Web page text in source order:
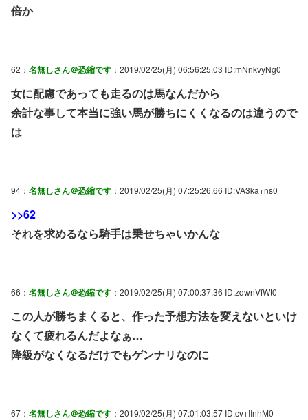
倍か
62： 名無しさん＠恐縮です ：2019/02/25(月) 06:56:25.03 ID:mNnkvyNg0
女に配慮であっても走るのは馬なんだから
余計な事して本当に強い馬が勝ちにくくなるのは違うので
は
94： 名無しさん＠恐縮です ：2019/02/25(月) 07:25:26.66 ID:VA3ka+ns0
>>62
それを求めるなら騎手は乗せちゃいかんな
66： 名無しさん＠恐縮です ：2019/02/25(月) 07:00:37.36 ID:zqwnVfWt0
この人が勝ちまくると、作った予想方法を変えないといけ
なくて疲れるんだよなぁ…
降級がなくなるだけでもゲンナリなのに
67： 名無しさん＠恐縮です ：2019/02/25(月) 07:01:03.57 ID:cv+IInhM0